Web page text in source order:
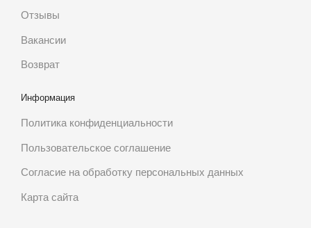
Отзывы
Вакансии
Возврат
Информация
Политика конфиденциальности
Пользовательское соглашение
Согласие на обработку персональных данных
Карта сайта